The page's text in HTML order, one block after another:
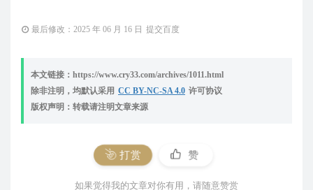
最后修改：2025 年 06 月 16 日 提交百度
本文链接：https://www.cry33.com/archives/1011.html
除非注明，均默认采用 CC BY-NC-SA 4.0 许可协议
版权声明：转载请注明文章来源
打赏 赞
如果觉得我的文章对你有用，请随意赞赏